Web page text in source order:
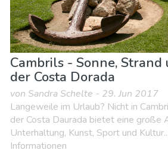
Cambrils - Sonne,
der Costa Dorada
von Sandra Schelte - 29. Jun 2017
Langeweile im Urlaub? Nicht in
der Costa Daurada bietet eine große
Unterhaltung, Kunst, Sport und
Informationen